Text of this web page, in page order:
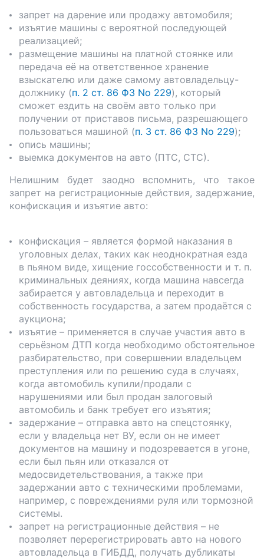
запрет на дарение или продажу автомобиля;
изъятие машины с вероятной последующей
реализацией;
размещение машины на платной стоянке или
передача её на ответственное хранение
взыскателю или даже самому автовладельцу-
должнику (п. 2 ст. 86 ФЗ No 229), который
сможет ездить на своём авто только при
получении от приставов письма, разрешающего
пользоваться машиной (п. 3 ст. 86 ФЗ No 229);
опись машины;
выемка документов на авто (ПТС, СТС).
Нелишним будет заодно вспомнить, что такое
запрет на регистрационные действия, задержание,
конфискация и изъятие авто:
конфискация – является формой наказания в
уголовных делах, таких как неоднократная езда
в пьяном виде, хищение госсобственности и т. п.
криминальных деяниях, когда машина навсегда
забирается у автовладельца и переходит в
собственность государства, а затем продаётся с
аукциона;
изъятие – применяется в случае участия авто в
серьёзном ДТП когда необходимо обстоятельное
разбирательство, при совершении владельцем
преступления или по решению суда в случаях,
когда автомобиль купили/продали с
нарушениями или был продан залоговый
автомобиль и банк требует его изъятия;
задержание – отправка авто на спецстоянку,
если у владельца нет ВУ, если он не имеет
документов на машину и подозревается в угоне,
если был пьян или отказался от
медосвидетельствования, а также при
задержании авто с техническими проблемами,
например, с повреждениями руля или тормозной
системы.
запрет на регистрационные действия – не
позволяет перерегистрировать авто на нового
автовладельца в ГИБДД, получать дубликаты